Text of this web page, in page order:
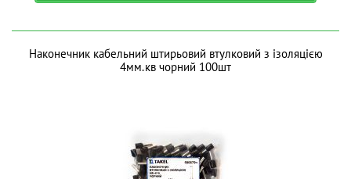
Наконечник кабельний штирьовий втулковий з ізоляцією
4мм.кв чорний 100шт